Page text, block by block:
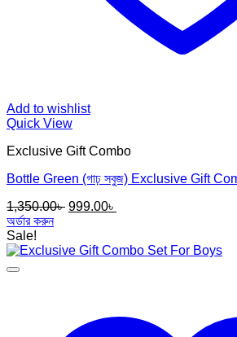
Add to wishlist
Quick View
Exclusive Gift Combo
Bottle Green (গাঢ় সবুজ) Exclusive Gift
1,350.00৳ Original
1,350.00৳ .
999.00৳
999.00৳ .
অর্ডার করুন
Sale!